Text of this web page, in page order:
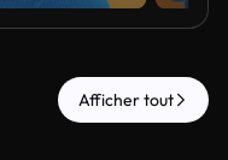
Afficher tout